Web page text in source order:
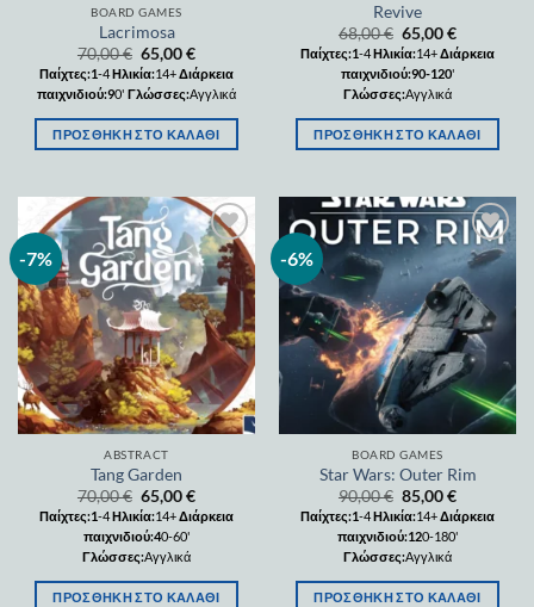
Revive
68,00€ 65,00€
Παίχτες:1-4Ηλικία:14+Διάρκεια
παιχνιδιού:90-120'
Γλώσσες:Αγγλικά
ΠΡΟΣΘΉΚΗ ΣΤΟ ΚΑΛΆΘΙ
BOARD GAMES
Lacrimosa
70,00€ 65,00€
Παίχτες:1-4Ηλικία:14+Διάρκεια
παιχνιδιού:90' Γλώσσες:Αγγλικά
ΠΡΟΣΘΉΚΗ ΣΤΟ ΚΑΛΆΘΙ
-7%
Add to
wishlist
ABSTRACT
Tang Garden
70,00€ 65,00€
Παίχτες:1-4Ηλικία:14+Διάρκεια
παιχνιδιού:40-60'
Γλώσσες:Αγγλικά
ΠΡΟΣΘΉΚΗ ΣΤΟ ΚΑΛΆΘΙ
-6%
Add to
wishlist
BOARD GAMES
Star Wars: Outer Rim
90,00€ 85,00€
Παίχτες:1-4Ηλικία:14+Διάρκεια
παιχνιδιού:120-180'
Γλώσσες:Αγγλικά
ΠΡΟΣΘΉΚΗ ΣΤΟ ΚΑΛΆΘΙ